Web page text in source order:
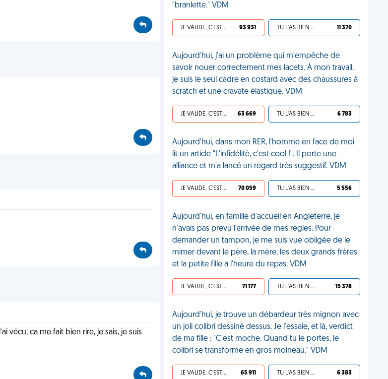
vécu, ca me fait bien rire, je sais, je suis
"branlette." VDM
JE VALIDE, C'EST UNE VDM 93 931 TU L'AS BIEN MÉRITÉ 11 370
Aujourd'hui, j'ai un problème qui m'empêche de
savoir nouer correctement mes lacets. À mon travail,
je suis le seul cadre en costard avec des chaussures à
scratch et une cravate élastique. VDM
JE VALIDE, C'EST UNE VDM 63 669 TU L'AS BIEN MÉRITÉ 6 783
Aujourd'hui, dans mon RER, l'homme en face de moi
lit un article "L'infidélité, c'est cool !". Il porte une
alliance et m'a lancé un regard très suggestif. VDM
JE VALIDE, C'EST UNE VDM 70 059 TU L'AS BIEN MÉRITÉ 5 556
Aujourd'hui, en famille d'accueil en Angleterre, je
n'avais pas prévu l'arrivée de mes règles. Pour
demander un tampon, je me suis vue obligée de le
mimer devant le père, la mère, les deux grands frères
et la petite fille à l'heure du repas. VDM
JE VALIDE, C'EST UNE VDM 71 177 TU L'AS BIEN MÉRITÉ 15 378
Aujourd'hui, je trouve un débardeur très mignon avec
un joli colibri dessiné dessus. Je l'essaie, et là, verdict
de ma fille : "C'est moche. Quand tu le portes, le
colibri se transforme en gros moineau." VDM
JE VALIDE, C'EST UNE VDM 65 911 TU L'AS BIEN MÉRITÉ 6 383